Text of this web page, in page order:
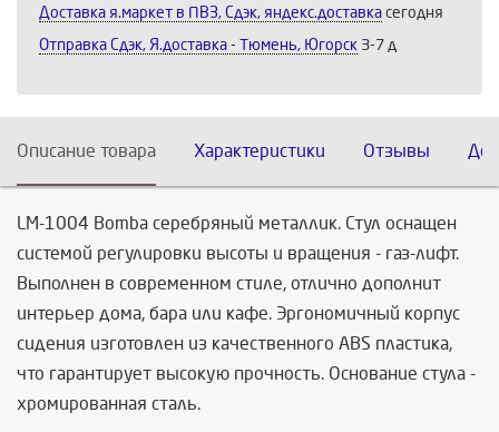
Доставка я.маркет в ПВЗ, Сдэк, яндекс.доставка сегодня
Отправка Сдэк, Я.доставка - Тюмень, Югорск 3-7 д
Описание товара Характеристики Отзывы
LM-1004 Bomba серебряный металлик. Стул оснащен
системой регулировки высоты и вращения - газ-лифт.
Выполнен в современном стиле, отлично дополнит
интерьер дома, бара или кафе. Эргономичный корпус
сидения изготовлен из качественного ABS пластика,
что гарантирует высокую прочность. Основание стула -
хромированная сталь.